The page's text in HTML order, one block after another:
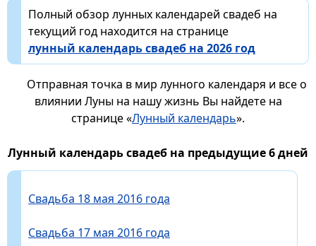
Полный обзор лунных календарей свадеб на
текущий год находится на странице
лунный календарь свадеб на 2026 год
Отправная точка в мир лунного календаря и все о
влиянии Луны на нашу жизнь Вы найдете на
странице «Лунный календарь».
Лунный календарь свадеб на предыдущие 6 дней
Свадьба 18 мая 2016 года
Свадьба 17 мая 2016 года